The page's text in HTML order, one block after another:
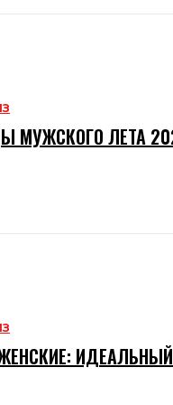
МУЖСКОГО ЛЕТА